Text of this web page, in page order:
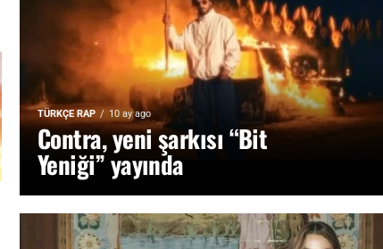
TÜRKÇE RAP 10 ay ago
Contra, yeni şarkısı “Bit
Yeniği” yayında